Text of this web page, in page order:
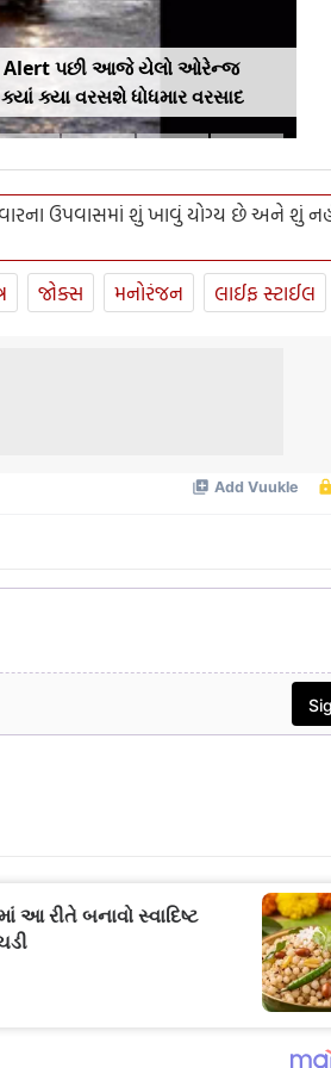
Alert પછી આજે યેલો ઓરેન્જ
ક્યા વરસશે ધોધમાર વરસાદ
ઉપવાસમાં શું ખાવું યોગ્ય છે અને શું
જોક્સ મનોરંજન લાઈફ સ્ટાઈલ